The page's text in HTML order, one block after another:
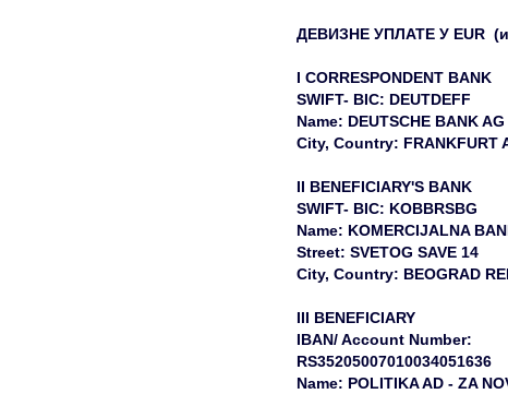
ДЕВИЗНЕ УПЛАТЕ У EUR
I CORRESPONDENT BANK
SWIFT- BIC: DEUTDEFF
Name: DEUTSCHE BANK AG
City, Country: FRANKFURT
II BENEFICIARY'S BANK
SWIFT- BIC: KOBBRSBG
Name: KOMERCIJALNA
Street: SVETOG SAVE 14
City, Country: BEOGRAD
III BENEFICIARY
IBAN/ Account Number:
RS35205007010034051636
Name: POLITIKA AD - ZA